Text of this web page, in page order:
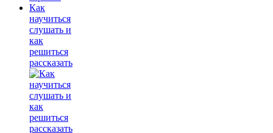
Как
научиться
слушать и
как
решиться
рассказать